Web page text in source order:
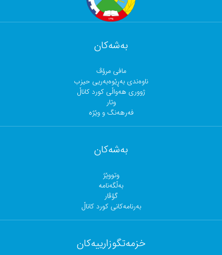
بەشەکان
مافی مرۆڤ
ناوەندی بەڕێوەبەریی حیزب
ژووری هەواڵی کورد کاناڵ
وتار
فەرهەنگ و وێژە
بەشەکان
وتووێژ
بەڵگەنامە
گۆڤار
بەرنامەکانی کورد کاناڵ
خزمەتگوزارییەکان